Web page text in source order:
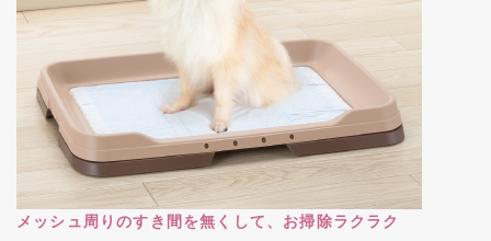
メッシュ周りのすき間を無くして、お掃除ラクラク